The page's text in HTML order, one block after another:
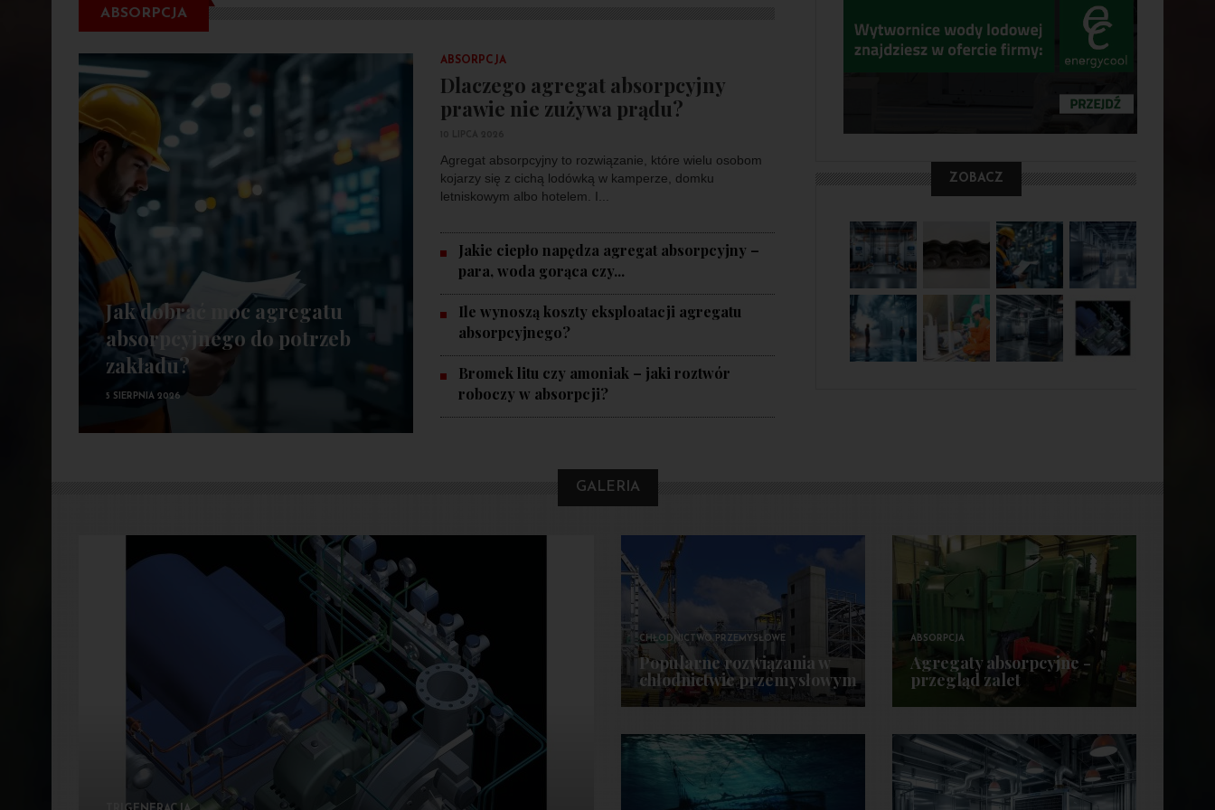
ABSORPCJA
Jak dobrać moc agregatu
absorpcyjnego do potrzeb
zakładu?
5 SIERPNIA 2026
ABSORPCJA
Dlaczego agregat absorpcyjny
prawie nie zużywa prądu?
Agregat absorpcyjny to rozwiązanie, które wielu osobom
kojarzy się z cichą lodówką w kamperze, domku
letniskowym albo hotelem. I...
Jakie ciepło napędza agregat absorpcyjny –
para, woda gorąca czy...
Ile wynoszą koszty eksploatacji agregatu
absorpcyjnego?
Bromek litu czy amoniak – jaki roztwór
roboczy w absorpcji?
ZOBACZ
GALERIA
CHŁODNICTWO PRZEMYSŁOWE
Popularne rozwiązania w
chłodnictwie przemysłowym
ABSORPCJA
Agregaty absorpcyjne -
przegląd zalet